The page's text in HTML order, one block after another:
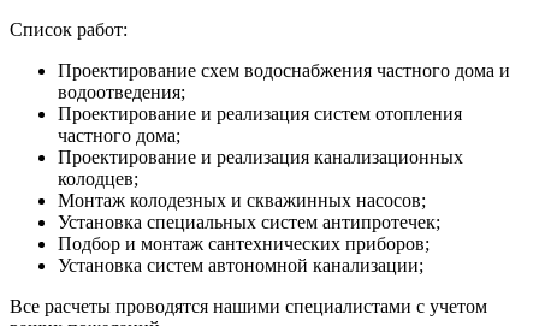
Список работ:
Проектирование схем водоснабжения частного дома и
водоотведения;
Проектирование и реализация систем отопления
частного дома;
Проектирование и реализация канализационных
колодцев;
Монтаж колодезных и скважинных насосов;
Установка специальных систем антипротечек;
Подбор и монтаж сантехнических приборов;
Установка систем автономной канализации;
Все расчеты проводятся нашими специалистами с учетом